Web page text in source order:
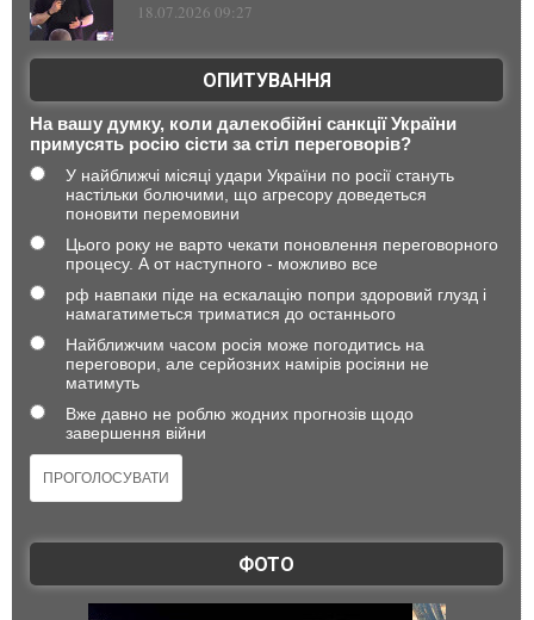
18.07.2026 09:27
ОПИТУВАННЯ
На вашу думку, коли далекобійні санкції України
примусять росію сісти за стіл переговорів?
У найближчі місяці удари України по росії стануть
настільки болючими, що агресору доведеться
поновити перемовини
Цього року не варто чекати поновлення переговорного
процесу. А от наступного - можливо все
рф навпаки піде на ескалацію попри здоровий глузд і
намагатиметься триматися до останнього
Найближчим часом росія може погодитись на
переговори, але серйозних намірів росіяни не
матимуть
Вже давно не роблю жодних прогнозів щодо
завершення війни
ФОТО